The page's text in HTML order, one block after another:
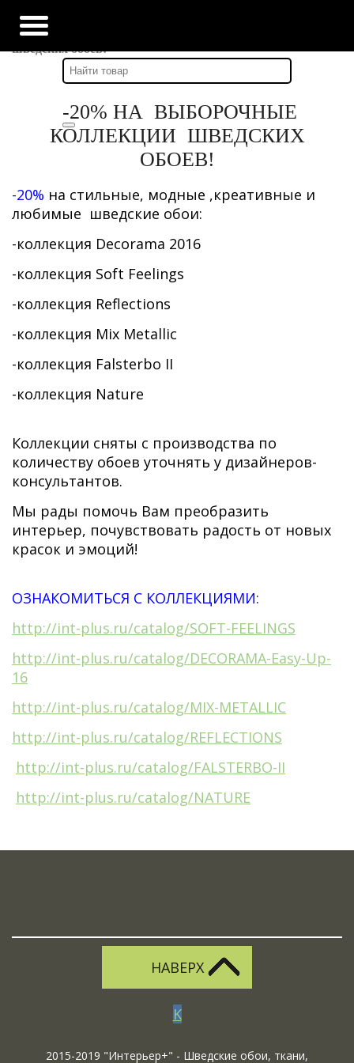
Наши новости
CУПЕР СКИДКА -20% на коллекции стильных
шведских обоев!
-20% НА ВЫБОРОЧНЫЕ
КОЛЛЕКЦИИ ШВЕДСКИХ
ОБОЕВ!
-20% на стильные, модные ,креативные и
любимые шведские обои:
-коллекция Decorama 2016
-коллекция Soft Feelings
-коллекция Reflections
-коллекция Mix Metallic
-коллекция Falsterbo II
-коллекция Nature
Коллекции сняты с производства по
количеству обоев уточнять у дизайнеров-
консультантов.
Мы рады помочь Вам преобразить
интерьер, почувствовать радость от новых
красок и эмоций!
ОЗНАКОМИТЬСЯ С КОЛЛЕКЦИЯМИ:
http://int-plus.ru/catalog/SOFT-FEELINGS
http://int-plus.ru/catalog/DECORAMA-Easy-Up-
16
http://int-plus.ru/catalog/MIX-METALLIC
http://int-plus.ru/catalog/REFLECTIONS
http://int-plus.ru/catalog/FALSTERBO-II
http://int-plus.ru/catalog/NATURE
НАВЕРХ
K
2015-2019 "Интерьер+" - Шведские обои, ткани,